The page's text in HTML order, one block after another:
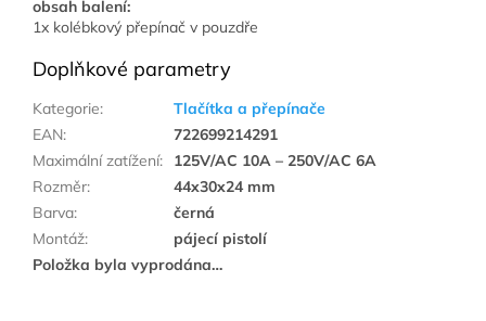
obsah balení:
1x kolébkový přepínač v pouzdře
Doplňkové parametry
Kategorie:
Tlačítka a přepínače
EAN:
722699214291
Maximální zatížení:
125V/AC 10A – 250V/AC 6A
Rozměr:
44x30x24 mm
Barva:
černá
Montáž:
pájecí pistolí
Položka byla vyprodána…